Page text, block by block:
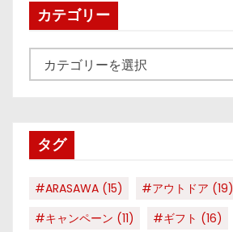
カテゴリー
テ
ータグ
#ARASAWA (15) #アウトドア (19)
#キャンペーン (11) #ギフト (16)